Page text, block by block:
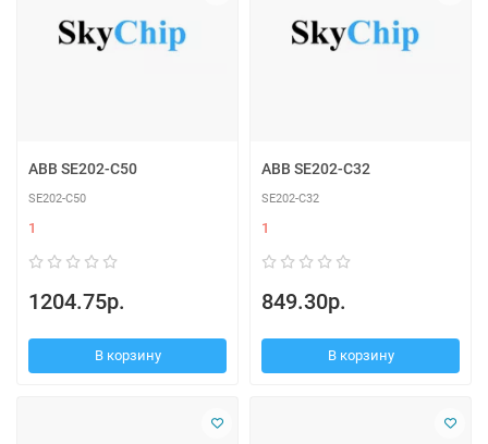
ABB SE202-C50
SE202-C50
1
1204.75р.
В корзину
ABB SE202-C32
SE202-C32
1
849.30р.
В корзину